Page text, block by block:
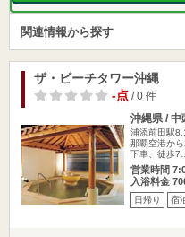
関連情報から探す
ザ・ビーチタワー沖縄
-点/ 0 件
沖縄県 / 中
浦添前田駅
那覇空港か
下車、徒歩7…
営業時間
入浴料金
日帰り 宿